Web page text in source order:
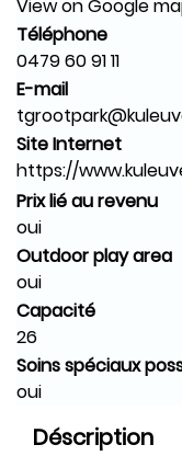
View on Google
Téléphone
0479 60 91 11
E-mail
Site Internet
https://
Prix lié au revenu
oui
Outdoor play area
oui
Capacité
26
Soins spéciaux
oui
Déscription